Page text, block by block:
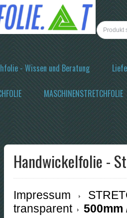
- Wissen und Beratung
MASCHINENSTRETCHFOLIE
Handwickelfolie -
Impressum
transparent
500mm